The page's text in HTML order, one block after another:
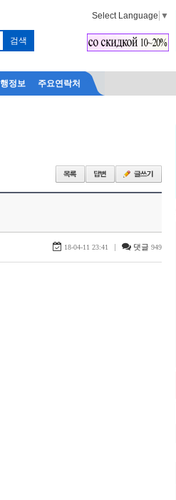
Select Language ▼
정보 주요연락처
18-04-11 23:41 | 댓글 949